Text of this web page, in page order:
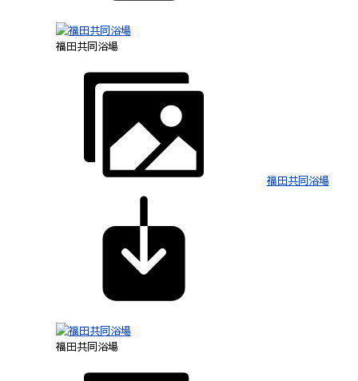
福田共同浴場
福田共同浴場
福田共同浴場